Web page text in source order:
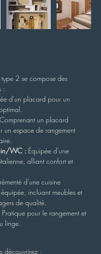
2 se compose des
:
d'un placard pour un
Comprenant un placard
un espace de rangement
WC : Équipée d'une
alliant confort et
d'une cuisine
incluant meubles et
de qualité.
Pratique pour le rangement et
linge.
découvrirez :